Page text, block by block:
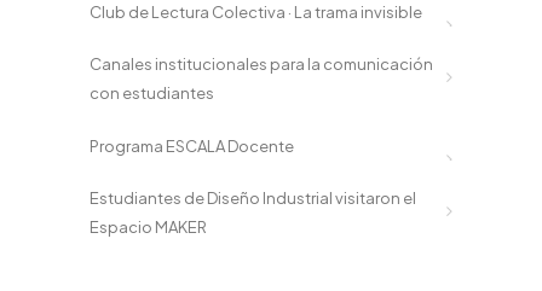
Club de Lectura Colectiva · La trama invisible
Canales institucionales para la comunicación
con estudiantes
Programa ESCALA Docente
Estudiantes de Diseño Industrial visitaron el
Espacio MAKER